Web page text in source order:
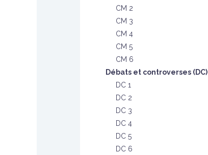
CM 2
CM 3
CM 4
CM 5
CM 6
Débats et controverses (DC)
DC 1
DC 2
DC 3
DC 4
DC 5
DC 6